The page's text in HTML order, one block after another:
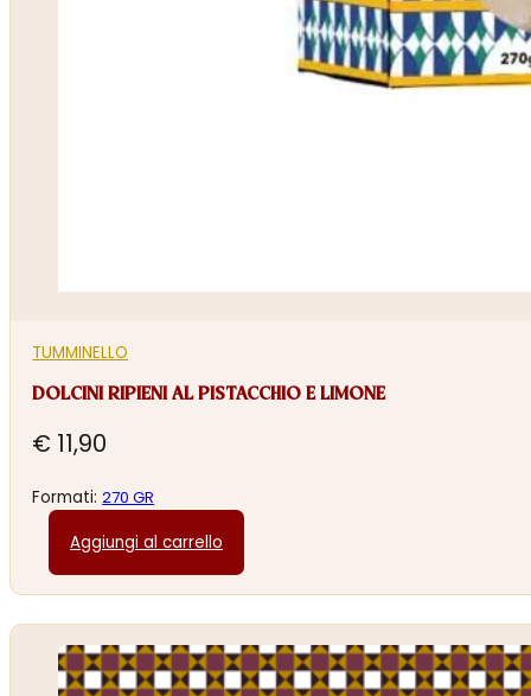
TUMMINELLO
DOLCINI RIPIENI AL PISTACCHIO E LIMONE
€ 11,90
Formati:270 GR
Aggiungi al carrello